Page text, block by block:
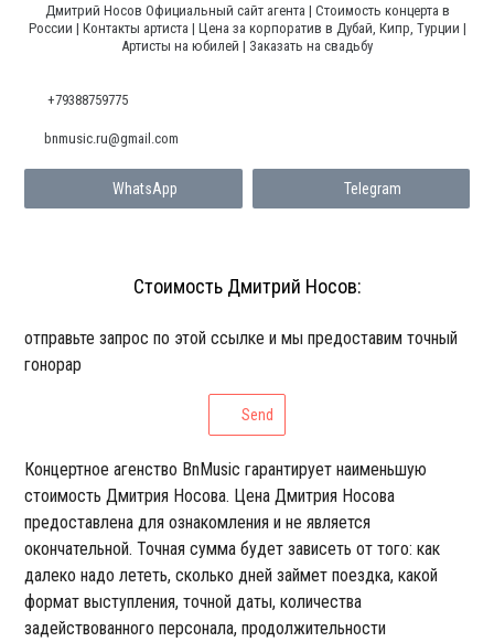
Дмитрий Носов Официальный сайт агента | Стоимость концерта в
России | Контакты артиста | Цена за корпоратив в Дубай, Кипр, Турции |
Артисты на юбилей | Заказать на свадьбу
+79388759775
WhatsApp Telegram
bnmusic.ru@gmail.com
Стоимость Дмитрий Носов:
отправьте запрос по этой ссылке и мы предоставим точный
гонорар
Send
Концертное агенство BnMusic гарантирует наименьшую
стоимость Дмитрия Носова. Цена Дмитрия Носова
предоставлена для ознакомления и не является
окончательной. Точная сумма будет зависеть от того: как
далеко надо лететь, сколько дней займет поездка, какой
формат выступления, точной даты, количества
задействованного персонала, продолжительности